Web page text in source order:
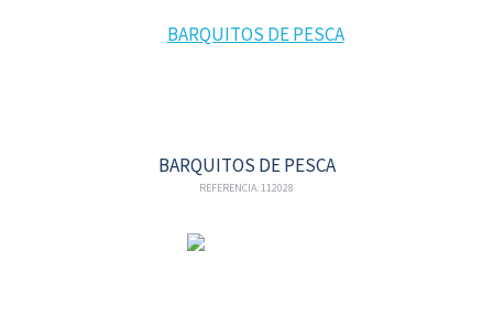
BARQUITOS DE PESCA
REFERENCIA: 112028